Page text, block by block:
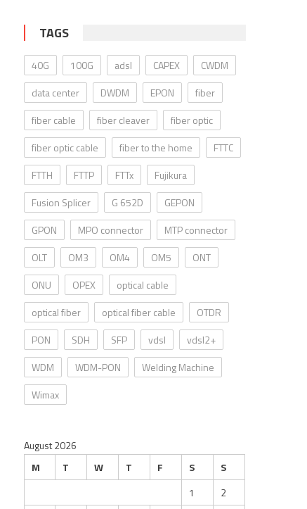
TAGS
40G 100G adsl CAPEX
CWDM
data center
DWDM EPON
fiber
fiber cable
fiber cleaver
fiber optic
fiber optic cable
fiber to the home
FTTC
FTTH
FTTP FTTx
Fujikura
Fusion Splicer
G 652D
GEPON
GPON
MPO connector
MTP connector
OLT
OM3 OM4 OM5
ONT
ONU
OPEX
optical cable
optical fiber
optical fiber cable
OTDR
PON
SDH SFP vdsl
vdsl2+
WDM
WDM-PON
Welding Machine
Wimax
August 2026
M
T W T F S
S
1
2